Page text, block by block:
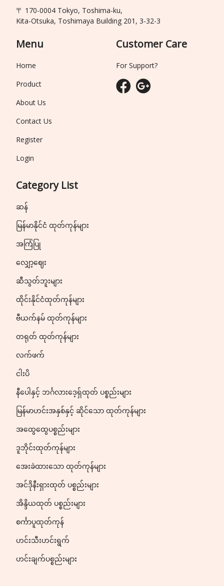
〒 170-0004 Tokyo, Toshima-ku,
Kita-Otsuka, Toshimaya Building 201, 3-32-3
Menu
Home
Product
About Us
Contact Us
Register
Login
Category List
ဆန်
မြန်မာနိုင်ငံ ထုတ်ကုန်များ
အကြံပြု
လျှော့ဈေး
ဆီသွတ်ဘူးများ
ထိုင်းနိုင်ငံထုတ်ကုန်များ
ဗီယက်နမ် ထုတ်ကုန်များ
တရုတ် ထုတ်ကုန်များ
လက်ဖက်
ငါးပိ
နီပေါနှင့် ဘင်္ဂလားဒေ့ရှ်ထုတ် ပစ္စည်းများ
မြန်မာဟင်းအနှစ်နှင့် ဆိုင်သော ထုတ်ကုန်များ
အထွေထွေပစ္စည်းများ
ဒူဘိုင်းထုတ်ကုန်များ
အေးခဲထားသော ထုတ်ကုန်များ
အင်ဒိုနီးရှားထုတ် ပစ္စည်းများ
အိန္ဒိယထုတ် ပစ္စည်းများ
စင်္ကာပူထုတ်ကုန်
ဟင်းသီးဟင်းရွက်
ဟင်းချက်ပစ္စည်းများ
Customer Care
For Support?